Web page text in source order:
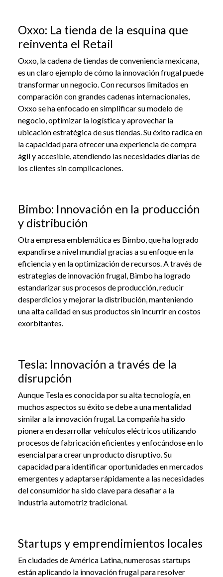
Oxxo: La tienda de la esquina que
reinventa el Retail
Oxxo, la cadena de tiendas de conveniencia mexicana,
es un claro ejemplo de cómo la innovación frugal puede
transformar un negocio. Con recursos limitados en
comparación con grandes cadenas internacionales,
Oxxo se ha enfocado en simplificar su modelo de
negocio, optimizar la logística y aprovechar la
ubicación estratégica de sus tiendas. Su éxito radica en
la capacidad para ofrecer una experiencia de compra
ágil y accesible, atendiendo las necesidades diarias de
los clientes sin complicaciones.
Bimbo: Innovación en la producción
y distribución
Otra empresa emblemática es Bimbo, que ha logrado
expandirse a nivel mundial gracias a su enfoque en la
eficiencia y en la optimización de recursos. A través de
estrategias de innovación frugal, Bimbo ha logrado
estandarizar sus procesos de producción, reducir
desperdicios y mejorar la distribución, manteniendo
una alta calidad en sus productos sin incurrir en costos
exorbitantes.
Tesla: Innovación a través de la
disrupción
Aunque Tesla es conocida por su alta tecnología, en
muchos aspectos su éxito se debe a una mentalidad
similar a la innovación frugal. La compañía ha sido
pionera en desarrollar vehículos eléctricos utilizando
procesos de fabricación eficientes y enfocándose en lo
esencial para crear un producto disruptivo. Su
capacidad para identificar oportunidades en mercados
emergentes y adaptarse rápidamente a las necesidades
del consumidor ha sido clave para desafiar a la
industria automotriz tradicional.
Startups y emprendimientos locales
En ciudades de América Latina, numerosas startups
están aplicando la innovación frugal para resolver